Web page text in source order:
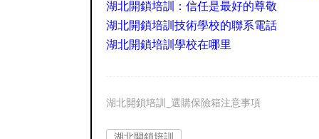
湖北開鎖培訓：信任是最好的尊敬
湖北開鎖培訓技術學校的聯系電話
湖北開鎖培訓學校在哪里
湖北開鎖培訓_選購保險箱注意事項